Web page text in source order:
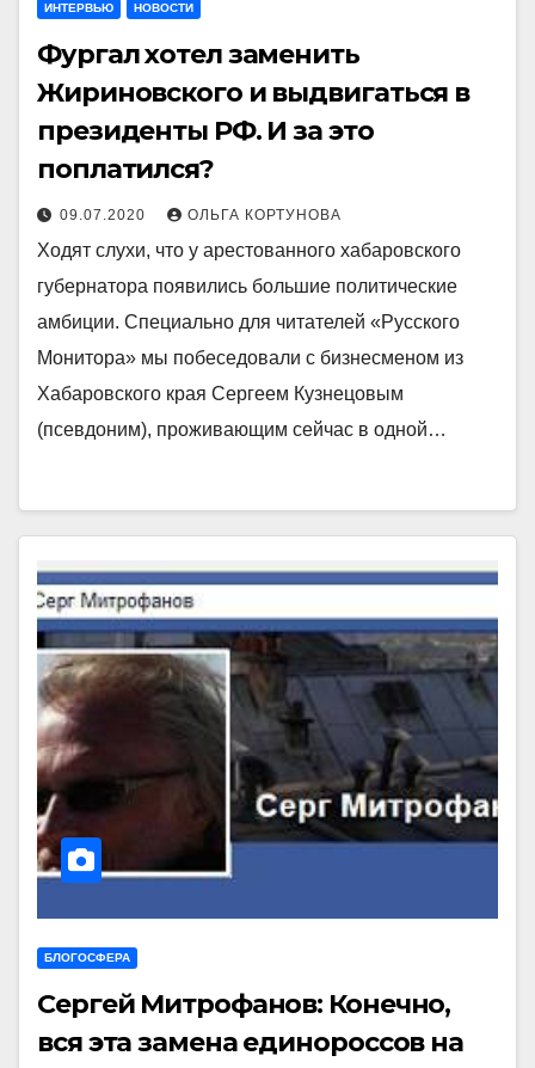
ИНТЕРВЬЮ НОВОСТИ
Фургал хотел заменить
Жириновского и выдвигаться в
президенты РФ. И за это
поплатился?
09.07.2020 ОЛЬГА КОРТУНОВА
Ходят слухи, что у арестованного хабаровского
губернатора появились большие политические
амбиции. Специально для читателей «Русского
Монитора» мы побеседовали с бизнесменом из
Хабаровского края Сергеем Кузнецовым
(псевдоним), проживающим сейчас в одной…
БЛОГОСФЕРА
Cергей Митрофанов: Конечно,
вся эта замена единороссов на